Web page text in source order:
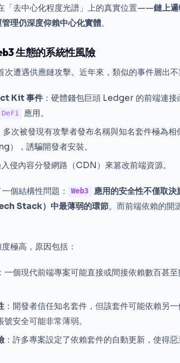
「去中心化程度光譜」上的真實位置——鏈上
理仍深度仰賴中心化實體。
生態的系統性風險
次遭遇供應鏈攻擊。近年來，類似的事件層出不
Kit 事件：硬體錢包巨頭 Ledger 的前端連接
DeFi
應用。
多次被發現有攻擊者發布名稱與知名套件極為相
），誘騙開發者安裝。
侵內容分發網路（CDN）來篡改前端資源。
個結構性問題： Web3
應用的安全性不僅取
Stack）中最薄弱的環節。而前端依賴的開
極高，原因包括：
：一個現代前端專案可能直接或間接依賴數百甚
：開發者信任知名套件，但該套件可能依賴另
安全可能非常薄弱。
：許多專案設定了依賴套件的自動更新，使得